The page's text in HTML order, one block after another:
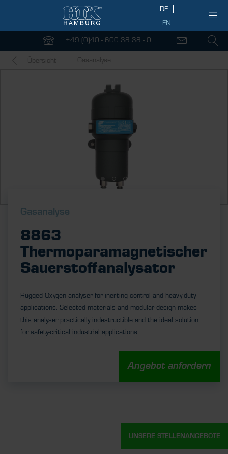
+49 (0)40 - 600 38 38 - 0
Übersicht Gasanalyse
Gasanalyse
8863
Thermoparamagnetischer
Sauerstoffanalysator
Rugged Oxygen analyser for inerting control and heavy-duty
applications. Selected materials and modular design makes
this analyser practically indestructible and the ideal solution
for safety-critical industrial applications.
Angebot anfordern
UNSERE STELLENANGEBOTE